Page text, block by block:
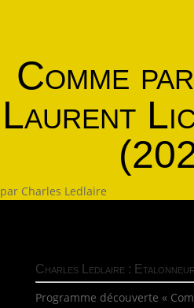
Comme
Laurent
par Charles Ledlaire
Charles Ledlaire : Etalonneur
Programme découverte «